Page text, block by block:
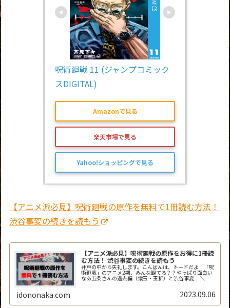
呪術廻戦 11 (ジャンプコミック
スDIGITAL)
Amazonで見る
楽天市場で見る
Yahoo!ショッピングで見る
【アニメ派必見】呪術廻戦の原作を無料で1冊読む方法！
渋谷事変の続きを読もう
【アニメ派必見】呪術廻戦の原作をお得に1冊読
む方法！ 渋谷事変の続きを読もう
井戸の中から失礼します。こんばんは、トードだよ！「呪
術廻戦」のアニメ2期、みんな観てる？？やっぱり面白い
なあ五条さんの過去編（懐玉・玉折）と渋谷事変…＼
(^o^)／最高すぎ！でもアニメって毎週1回30分しか放映
idononaka.com 2023.09.06